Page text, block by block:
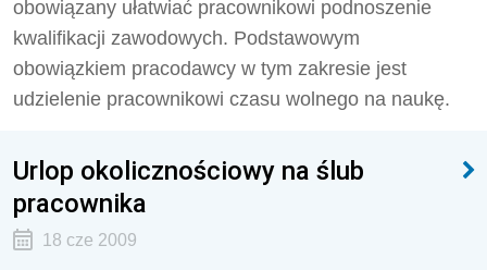
obowiązany ułatwiać pracownikowi podnoszenie
kwalifikacji zawodowych. Podstawowym
obowiązkiem pracodawcy w tym zakresie jest
udzielenie pracownikowi czasu wolnego na naukę.
Urlop okolicznościowy na ślub
pracownika
18 cze 2009